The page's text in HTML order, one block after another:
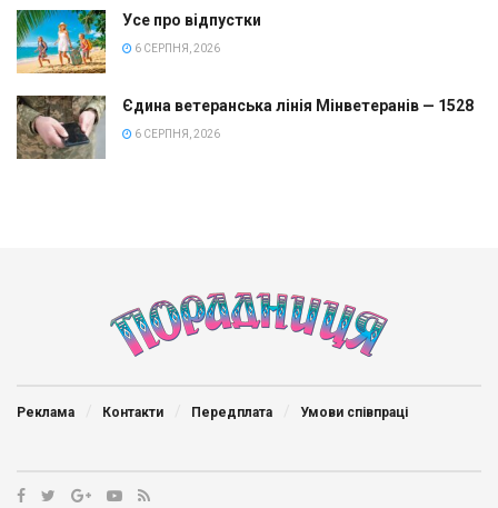
Усе про відпустки
6 СЕРПНЯ, 2026
Єдина ветеранська лінія Мінветеранів — 1528
6 СЕРПНЯ, 2026
Реклама Контакти Передплата Умови співпраці